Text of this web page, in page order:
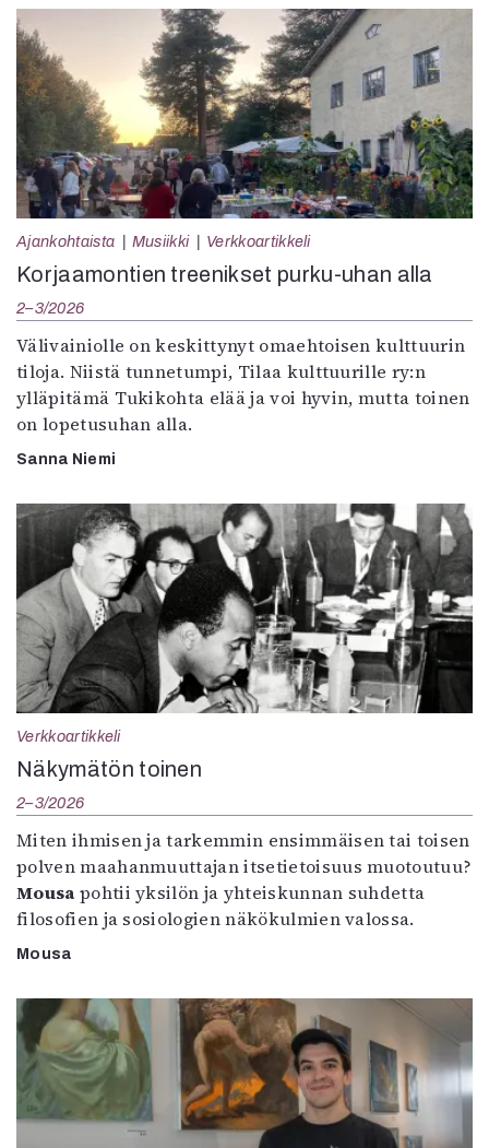
Ajankohtaista Musiikki Verkkoartikkeli
Korjaamontien treenikset purku-uhan alla
2–3/2026
Välivainiolle on keskittynyt omaehtoisen kulttuurin
tiloja. Niistä tunnetumpi, Tilaa kulttuurille ry:n
ylläpitämä Tukikohta elää ja voi hyvin, mutta toinen
on lopetusuhan alla.
Sanna Niemi
Verkkoartikkeli
Näkymätön toinen
2–3/2026
Miten ihmisen ja tarkemmin ensimmäisen tai toisen
polven maahanmuuttajan itsetietoisuus muotoutuu?
Mousa pohtii yksilön ja yhteiskunnan suhdetta
filosofien ja sosiologien näkökulmien valossa.
Mousa